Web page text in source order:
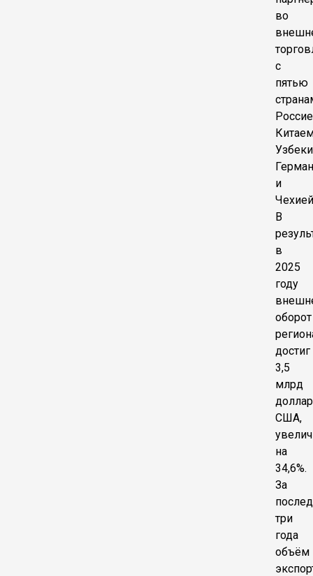
во
с
пятью
и
В
в
2025
году
оборот
достиг
3,5
млрд
США,
на
34,6%.
За
три
года
объём